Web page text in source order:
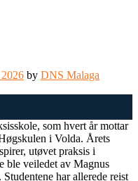
by DNS Malaga
som hvert år mottar
i Volda. Årets
utøvet praksis i
ble veiledet av Magnus
har allerede reist